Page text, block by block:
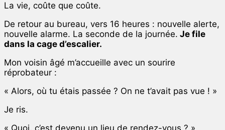
La vie, coûte que coûte.
De retour au bureau, vers 16 heures : nouvelle alerte,
nouvelle alarme. La seconde de la journée. Je file
dans la cage d’escalier.
Mon voisin âgé m’accueille avec un sourire
réprobateur :
« Alors, où tu étais passée ? On ne t’avait pas vue ! »
Je ris.